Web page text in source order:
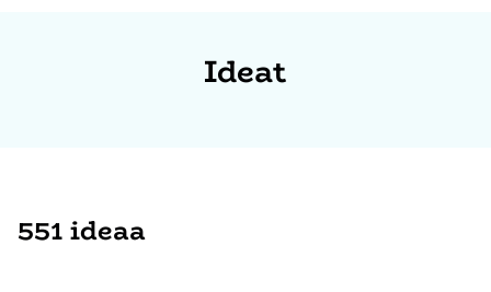
Ideat
551 ideaa